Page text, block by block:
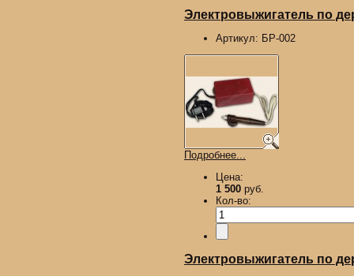
Электровыжигатель по
Артикул: БР-002
Подробнее...
Цена:
1 500 руб.
Кол-во:
Электровыжигатель по